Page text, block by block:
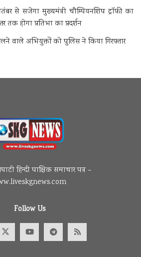
से सजेगा मुख्यमंत्री चौम्पियनशिप ट्रॉफी का
तक होगा प्रतिभा का प्रदर्शन
वाले अभियुक्तों को पुलिस ने किया गिरफ्तार
हिन्दी पाक्षिक समाचार पत्र –
Follow Us